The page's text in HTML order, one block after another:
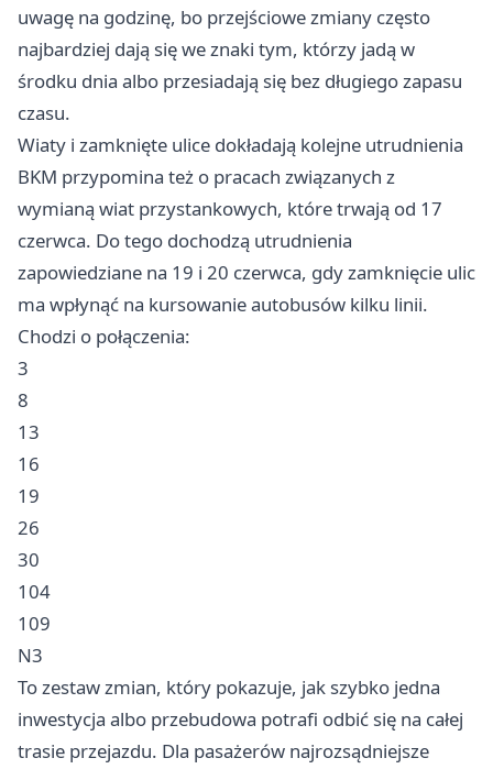
uwagę na godzinę, bo przejściowe zmiany często
najbardziej dają się we znaki tym, którzy jadą w
środku dnia albo przesiadają się bez długiego zapasu
czasu.
Wiaty i zamknięte ulice dokładają kolejne utrudnienia
BKM przypomina też o pracach związanych z
wymianą wiat przystankowych, które trwają od 17
czerwca. Do tego dochodzą utrudnienia
zapowiedziane na 19 i 20 czerwca, gdy zamknięcie ulic
ma wpłynąć na kursowanie autobusów kilku linii.
Chodzi o połączenia:
3
8
13
16
19
26
30
104
109
N3
To zestaw zmian, który pokazuje, jak szybko jedna
inwestycja albo przebudowa potrafi odbić się na całej
trasie przejazdu. Dla pasażerów najrozsądniejsze